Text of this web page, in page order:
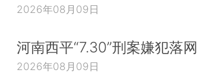
2026年08月09日
河南西平“7.30”刑案嫌犯落网
2026年08月09日